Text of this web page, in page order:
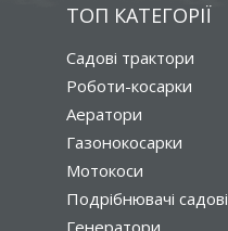
ТОП КАТЕГОРІЇ
Садові трактори
Роботи-косарки
Аератори
Газонокосарки
Мотокоси
Подрібнювачі садові